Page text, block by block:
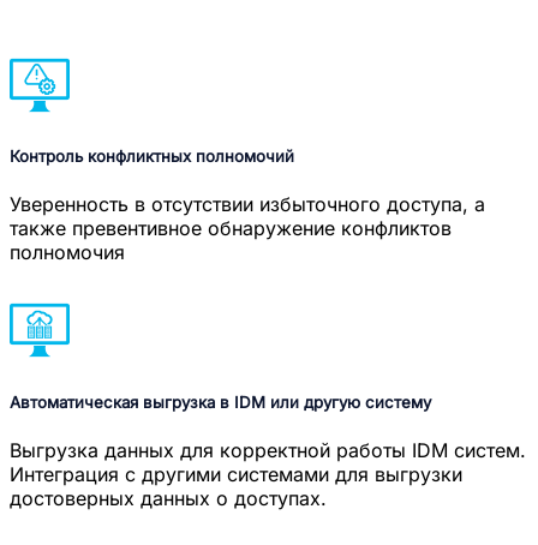
Контроль конфликтных полномочий
Уверенность в отсутствии избыточного доступа, а
также превентивное обнаружение конфликтов
полномочия
Автоматическая выгрузка в IDM или другую систему
Выгрузка данных для корректной работы IDM систем.
Интеграция с другими системами для выгрузки
достоверных данных о доступах.